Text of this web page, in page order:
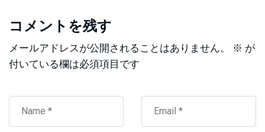
コメントを残す
メールアドレスが公開されることはありません。 ※ が
付いている欄は必須項目です